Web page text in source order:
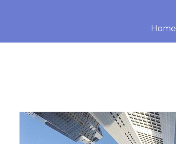
Home